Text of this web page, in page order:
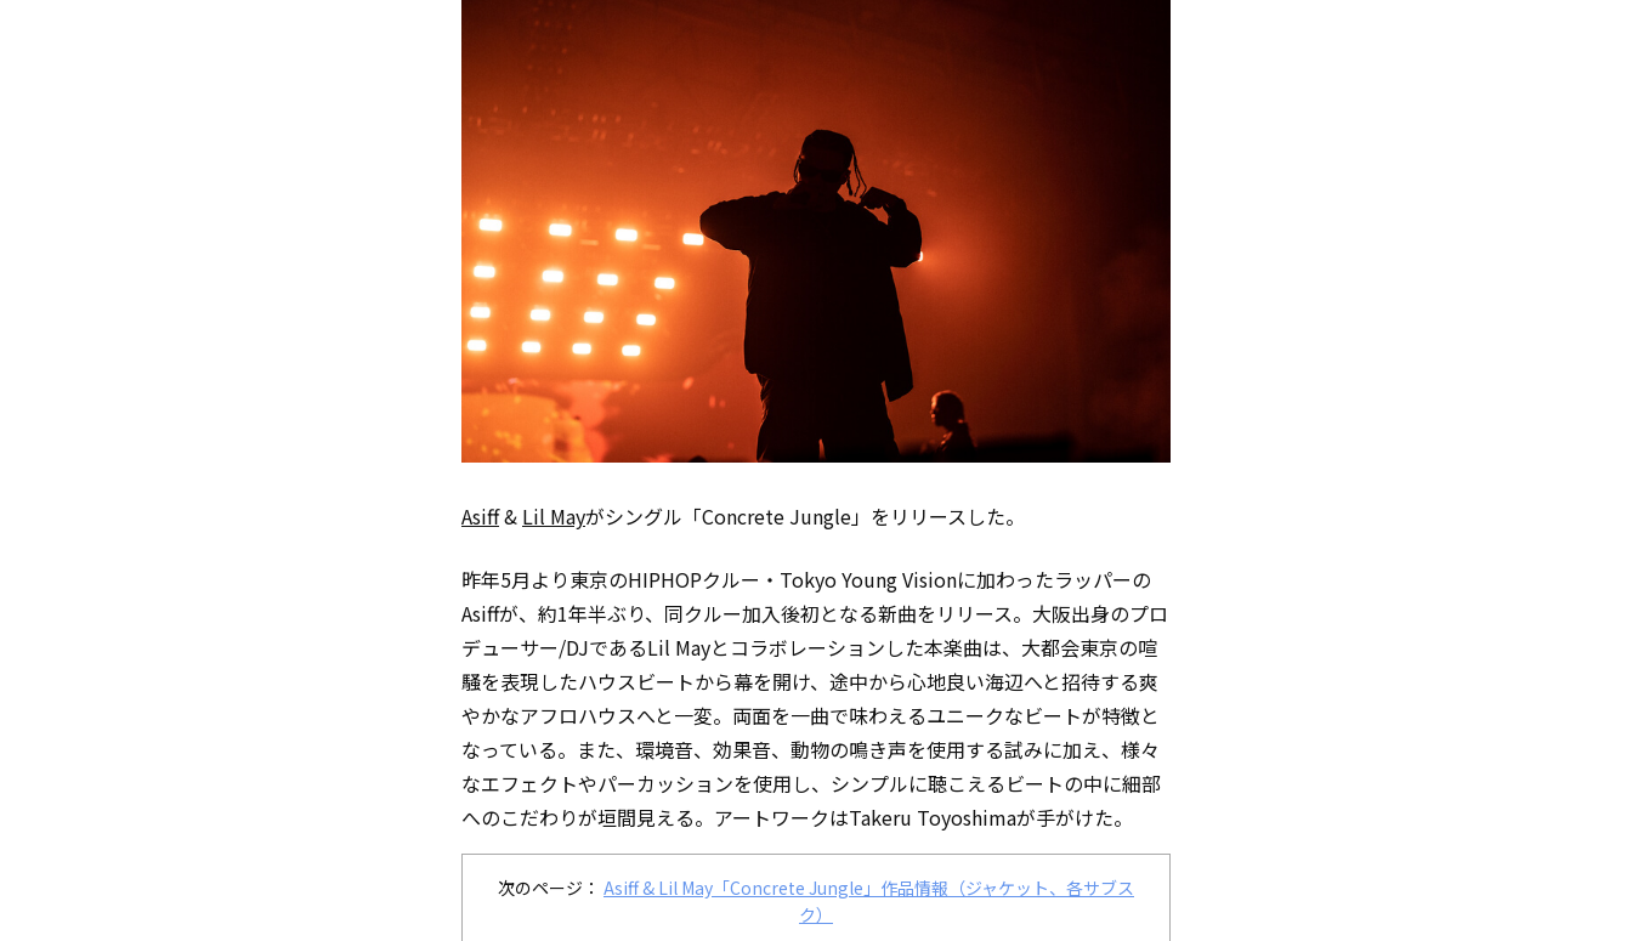
Asiff& Lil Mayがシングル「Concrete Jungle」をリリースした。
昨年5月より東京のHIPHOPクルー・Tokyo Young Visionに加わったラッパーの
Asiffが、約1年半ぶり、同クルー加入後初となる新曲をリリース。大阪出身のプロ
デューサー/DJであるLil Mayとコラボレーションした本楽曲は、大都会東京の喧
騒を表現したハウスビートから幕を開け、途中から心地良い海辺へと招待する爽
やかなアフロハウスへと一変。両面を一曲で味わえるユニークなビートが特徴と
なっている。また、環境音、効果音、動物の鳴き声を使用する試みに加え、様々
なエフェクトやパーカッションを使用し、シンプルに聴こえるビートの中に細部
へのこだわりが垣間見える。アートワークはTakeru Toyoshimaが手がけた。
次のページ： Asiff & Lil May「Concrete Jungle」作品情報（ジャケット、各サブス
ク）